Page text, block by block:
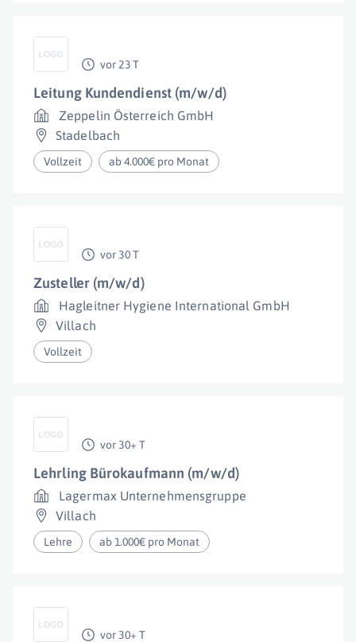
vor 23 T
Leitung Kundendienst (m/w/d)
Zeppelin Österreich GmbH
Stadelbach
Vollzeit ab 4.000€ pro Monat
vor 30 T
Zusteller (m/w/d)
Hagleitner Hygiene International GmbH
Villach
Vollzeit
vor 30+ T
Lehrling Bürokaufmann (m/w/d)
Lagermax Unternehmensgruppe
Villach
Lehre ab 1.000€ pro Monat
vor 30+ T